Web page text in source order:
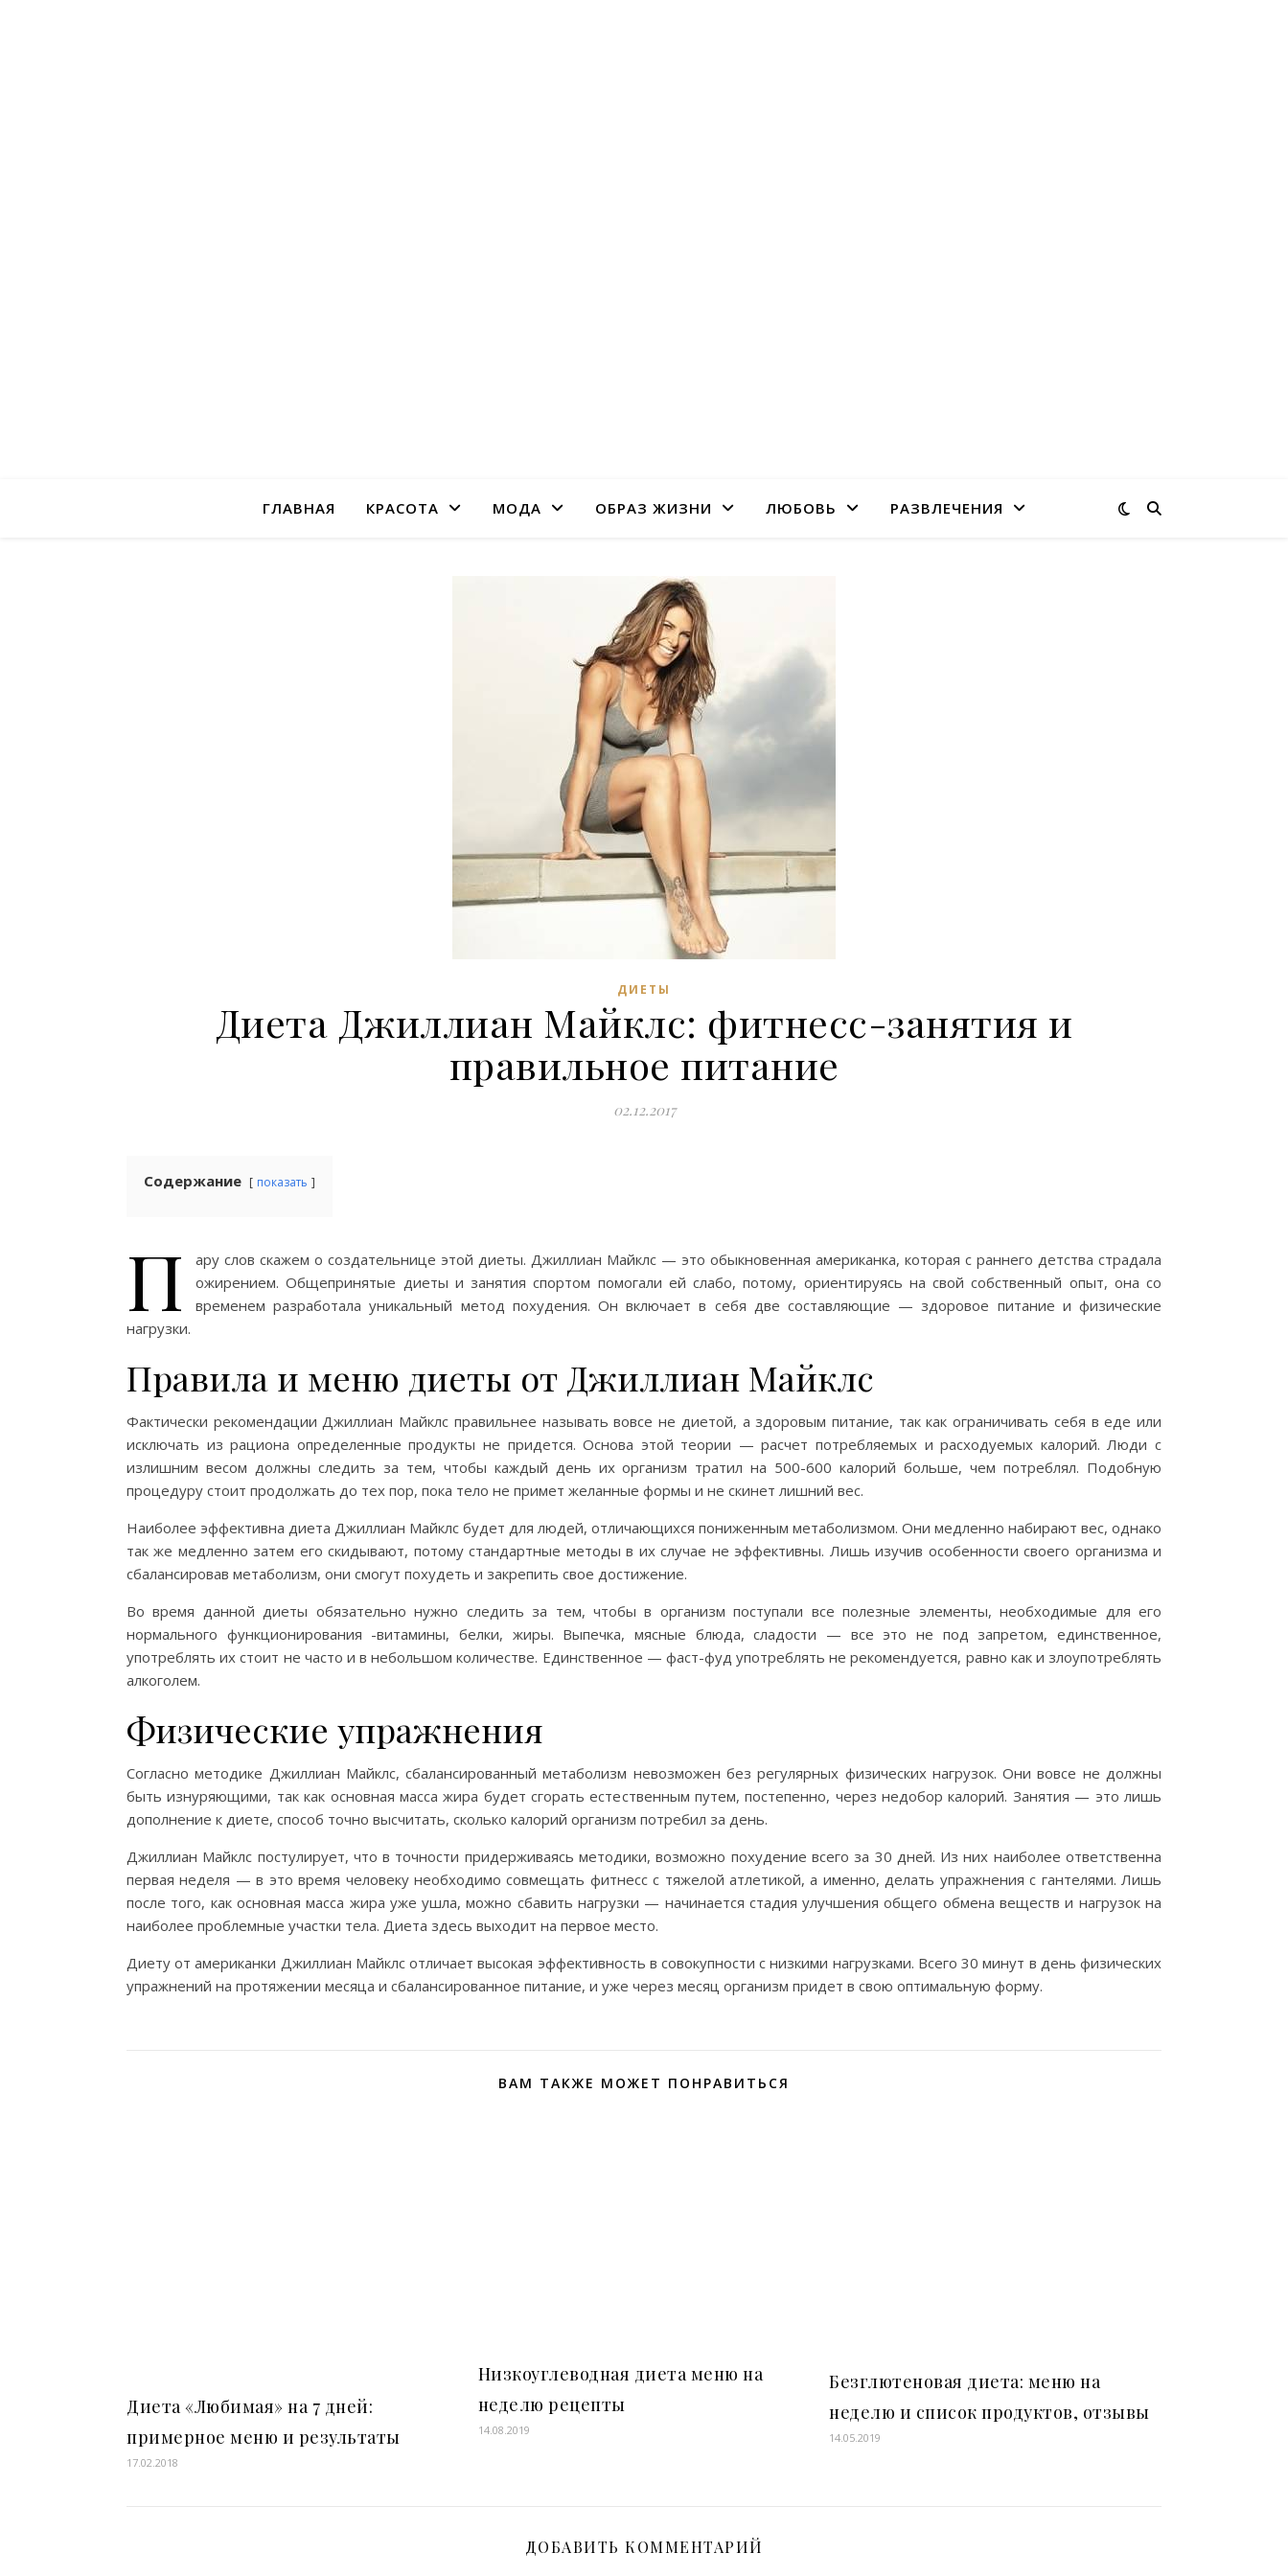
ГЛАВНАЯ КРАСОТА МОДА ОБРАЗ ЖИЗНИ ЛЮБОВЬ РАЗВЛЕЧЕНИЯ
ДИЕТЫ
Диета Джиллиан Майклс: фитнесс-занятия и
правильное питание
02.12.2017
Содержание показать
П
ару слов скажем о создательнице этой диеты. Джиллиан Майклс — это обыкновенная американка, которая с раннего детства страдала
ожирением. Общепринятые диеты и занятия спортом помогали ей слабо, потому, ориентируясь на свой собственный опыт, она со
временем разработала уникальный метод похудения. Он включает в себя две составляющие — здоровое питание и физические
нагрузки.
Правила и меню диеты от Джиллиан Майклс
Фактически рекомендации Джиллиан Майклс правильнее называть вовсе не диетой, а здоровым питание, так как ограничивать себя в еде или
исключать из рациона определенные продукты не придется. Основа этой теории — расчет потребляемых и расходуемых калорий. Люди с
излишним весом должны следить за тем, чтобы каждый день их организм тратил на 500-600 калорий больше, чем потреблял. Подобную
процедуру стоит продолжать до тех пор, пока тело не примет желанные формы и не скинет лишний вес.
Наиболее эффективна диета Джиллиан Майклс будет для людей, отличающихся пониженным метаболизмом. Они медленно набирают вес, однако
так же медленно затем его скидывают, потому стандартные методы в их случае не эффективны. Лишь изучив особенности своего организма и
сбалансировав метаболизм, они смогут похудеть и закрепить свое достижение.
Во время данной диеты обязательно нужно следить за тем, чтобы в организм поступали все полезные элементы, необходимые для его
нормального функционирования -витамины, белки, жиры. Выпечка, мясные блюда, сладости — все это не под запретом, единственное,
употреблять их стоит не часто и в небольшом количестве. Единственное — фаст-фуд употреблять не рекомендуется, равно как и злоупотреблять
алкоголем.
Физические упражнения
Согласно методике Джиллиан Майклс, сбалансированный метаболизм невозможен без регулярных физических нагрузок. Они вовсе не должны
быть изнуряющими, так как основная масса жира будет сгорать естественным путем, постепенно, через недобор калорий. Занятия — это лишь
дополнение к диете, способ точно высчитать, сколько калорий организм потребил за день.
Джиллиан Майклс постулирует, что в точности придерживаясь методики, возможно похудение всего за 30 дней. Из них наиболее ответственна
первая неделя — в это время человеку необходимо совмещать фитнесс с тяжелой атлетикой, а именно, делать упражнения с гантелями. Лишь
после того, как основная масса жира уже ушла, можно сбавить нагрузки — начинается стадия улучшения общего обмена веществ и нагрузок на
наиболее проблемные участки тела. Диета здесь выходит на первое место.
Диету от американки Джиллиан Майклс отличает высокая эффективность в совокупности с низкими нагрузками. Всего 30 минут в день физических
упражнений на протяжении месяца и сбалансированное питание, и уже через месяц организм придет в свою оптимальную форму.
ВАМ ТАКЖЕ МОЖЕТ ПОНРАВИТЬСЯ
Диета «Любимая» на 7 дней:
примерное меню и результаты
17.02.2018
Низкоуглеводная диета меню на
неделю рецепты
14.08.2019
Безглютеновая диета: меню на
неделю и список продуктов, отзывы
14.05.2019
ДОБАВИТЬ КОММЕНТАРИЙ